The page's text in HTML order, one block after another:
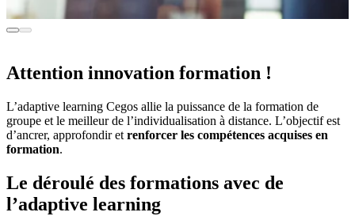
3 jours - En inter et intra
Découvrir la formation
Attention innovation formation !
L’adaptive learning Cegos allie la puissance de la formation de
groupe et le meilleur de l’individualisation à distance. L’objectif est
d’ancrer, approfondir et renforcer les compétences acquises en
formation.
Le déroulé des formations avec de
l’adaptive learning